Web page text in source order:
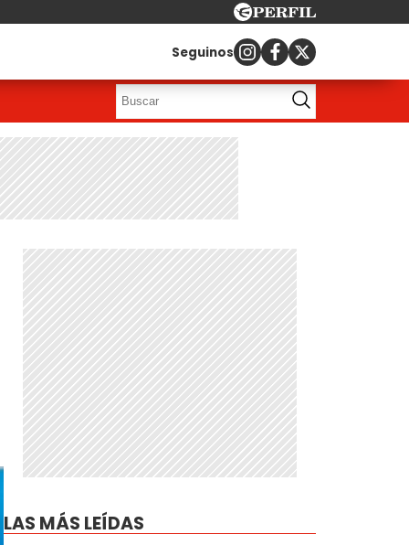
Seguinos
LAS MÁS LEÍDAS